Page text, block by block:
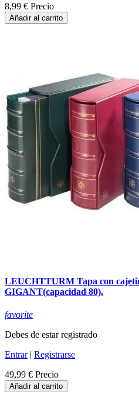
8,99 € Precio
Añadir al carrito
LEUCHTTURM Tapa con
GIGANT(capacidad 80).
favorite
Debes de estar registrado
Entrar| Registrarse
49,99 € Precio
Añadir al carrito